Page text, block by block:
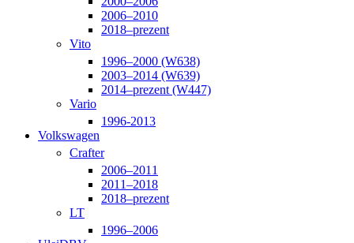
2006–2010
2018–prezent
Vito
1996–2000 (W638)
2003–2014 (W639)
2014–prezent (W447)
Vario
1996-2013
Volkswagen
Crafter
2006–2011
2011–2018
2018–prezent
LT
1996–2006